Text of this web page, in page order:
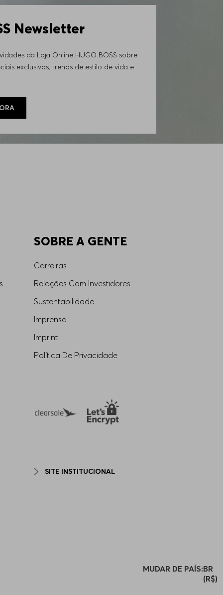
sem adicionar volume, valorizando a
elegantes. Explore tons clássicos que
ou botões e mistura de algodão com fibras
qualquer ocasião.
momento e para criar looks completos e
Newsletter
da Loja Online HUGO BOSS sobre
exclusivos, trends de estilo de vida e
SOBRE A GENTE
Carreiras
Relações Com Investidores
Sustentabilidade
Imprensa
Imprint
Política De Privacidade
SITE INSTITUCIONAL
MUDAR DE PAÍS:BR
(R$)